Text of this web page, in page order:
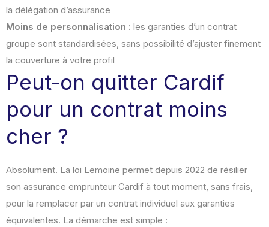
la délégation d’assurance
Moins de personnalisation : les garanties d’un contrat
groupe sont standardisées, sans possibilité d’ajuster finement
la couverture à votre profil
Peut-on quitter Cardif
pour un contrat moins
cher ?
Absolument. La loi Lemoine permet depuis 2022 de résilier
son assurance emprunteur Cardif à tout moment, sans frais,
pour la remplacer par un contrat individuel aux garanties
équivalentes. La démarche est simple :